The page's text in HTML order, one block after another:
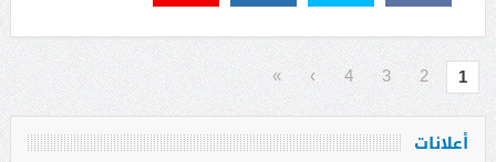
1
2
3
4
›
»
أعلانات